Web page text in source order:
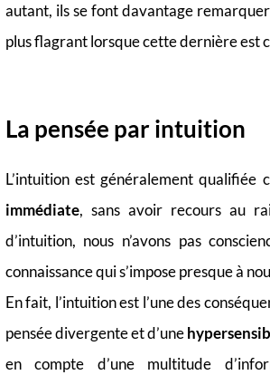
autant, ils se font davantage
plus flagrant lorsque cette dernière est
La pensée par intuition
L’intuition est généralement
immédiate, sans avoir recours au
d’intuition, nous n’avons pas
connaissance qui s’impose presque à
En fait, l’intuition est l’une des
pensée divergente et d’une
en compte d’une multitude